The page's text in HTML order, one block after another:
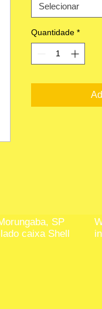
Selecionar
Quantidade *
SP
caixa Shell